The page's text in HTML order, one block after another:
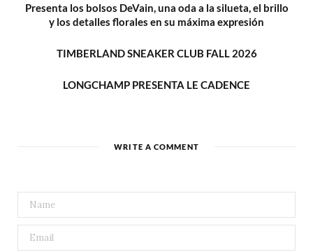
Presenta los bolsos DeVain, una oda a la silueta, el brillo
y los detalles florales en su máxima expresión
TIMBERLAND SNEAKER CLUB FALL 2026
LONGCHAMP PRESENTA LE CADENCE
WRITE A COMMENT